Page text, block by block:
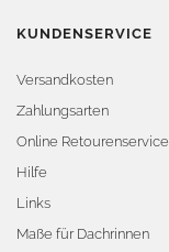
KUNDENSERVICE
Versandkosten
Zahlungsarten
Online Retourenservice
Hilfe
Links
Maße für Dachrinnen